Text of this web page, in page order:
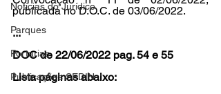
Notícias do Jurídico
Parques
Portarias
Publicações SEDIN
publicada no D.O.C. de 03/06/2022.
...
DOC de 22/06/2022 pag. 54 e 55
Lista páginas abaixo: